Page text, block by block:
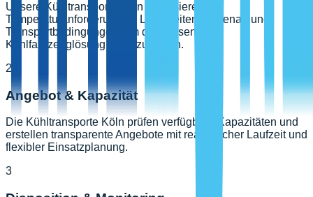
Unsere Kühltransporte Köln analysieren
Temperaturanforderungen, Lieferzeiten, Warenart und
Transportbedingungen, um die passende
Kühlfahrzeuglösung bereitzustellen.
2
Angebot & Kapazität
Die Kühltransporte Köln prüfen verfügbare Kapazitäten und
erstellen transparente Angebote mit realistischer Laufzeit und
flexibler Einsatzplanung.
3